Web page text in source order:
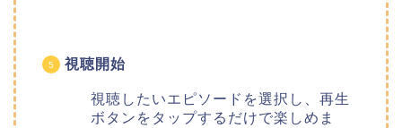
視聴開始
視聴したいエピソードを選択し、再生
ボタンをタップするだけで楽しめま